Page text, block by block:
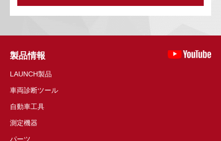
製品情報
LAUNCH製品
車両診断ツール
自動車工具
測定機器
パーツ